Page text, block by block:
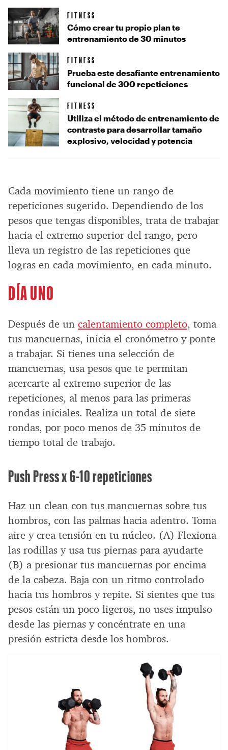
Cada movimiento tiene un rango de
repeticiones sugerido. Dependiendo de los
pesos que tengas disponibles, trata de trabajar
hacia el extremo superior del rango, pero
lleva un registro de las repeticiones que
logras en cada movimiento, en cada minuto.
DÍA UNO
Después de un calentamiento completo, toma
tus mancuernas, inicia el cronómetro y ponte
a trabajar. Si tienes una selección de
mancuernas, usa pesos que te permitan
acercarte al extremo superior de las
repeticiones, al menos para las primeras
rondas iniciales. Realiza un total de siete
rondas, por poco menos de 35 minutos de
tiempo total de trabajo.
Push Press x 6-10 repeticiones
Haz un clean con tus mancuernas sobre tus
hombros, con las palmas hacia adentro. Toma
aire y crea tensión en tu núcleo. (A) Flexiona
las rodillas y usa tus piernas para ayudarte
(B) a presionar tus mancuernas por encima
de la cabeza. Baja con un ritmo controlado
hacia tus hombros y repite. Si sientes que tus
pesos están un poco ligeros, no uses impulso
desde las piernas y concéntrate en una
presión estricta desde los hombros.
FITNESS
Cómo crear tu propio plan te
entrenamiento de 30 minutos
FITNESS
Prueba este desafiante entrenamiento
funcional de 300 repeticiones
FITNESS
Utiliza el método de entrenamiento de
contraste para desarrollar tamaño
explosivo, velocidad y potencia